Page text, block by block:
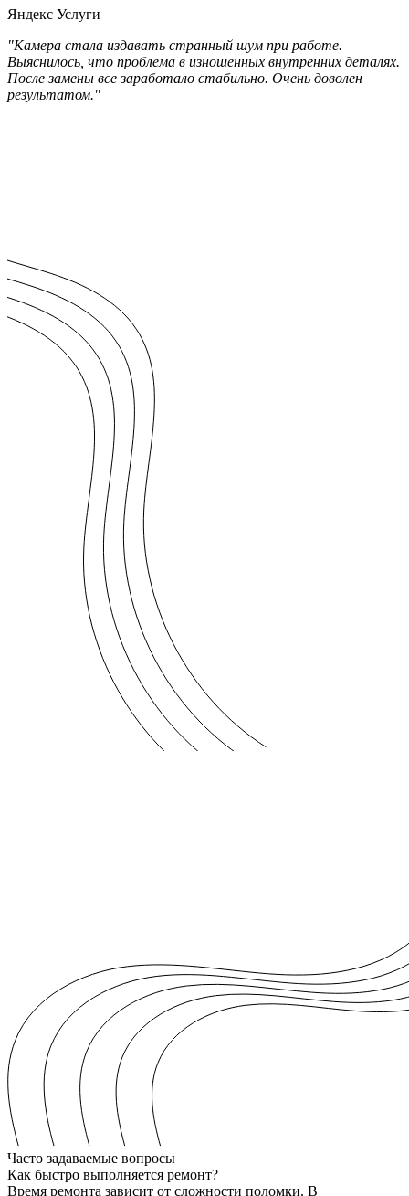
Яндекс Услуги
"Камера стала издавать странный шум при работе.
Выяснилось, что проблема в изношенных внутренних деталях.
После замены все заработало стабильно. Очень доволен
результатом."
Часто задаваемые вопросы
Как быстро выполняется ремонт?
Время ремонта зависит от сложности поломки. В